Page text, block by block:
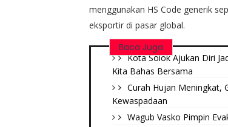
menggunakan HS Code generik
eksportir di pasar global.
Baca Juga
Kota Solok Ajukan Diri
Kita Bahas Bersama
Curah Hujan Meningkat,
Kewaspadaan
Wagub Vasko Pimpin